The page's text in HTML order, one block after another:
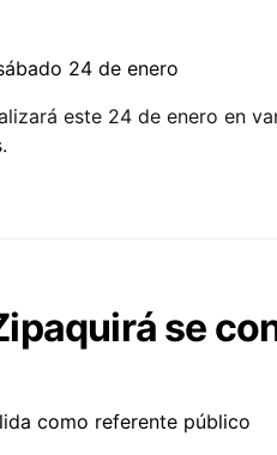
este 24 de enero en
se